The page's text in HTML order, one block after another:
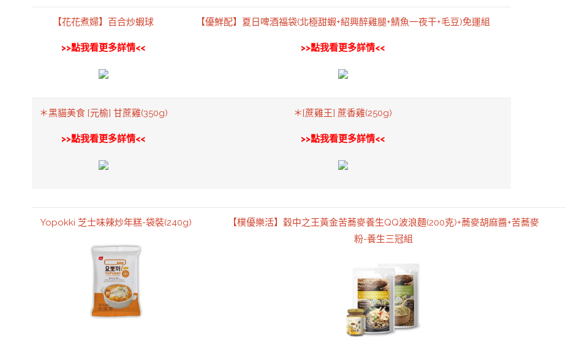
【花花煮婦】百合炒蝦球
>>點我看更多詳情<<
【優鮮配】夏日啤酒福袋(北極甜蝦+紹興醉雞腿+鯖魚一夜干+毛豆)免運組
>>點我看更多詳情<<
＊黑貓美食 [元榆] 甘蔗雞(350g)
>>點我看更多詳情<<
＊[蔗雞王] 蔗香雞(250g)
>>點我看更多詳情<<
Yopokki 芝士味辣炒年糕-袋裝(240g)
【樸優樂活】穀中之王黃金苦蕎麥養生QQ波浪麵(200克)+蕎麥胡麻醬+苦蕎麥
粉-養生三冠組